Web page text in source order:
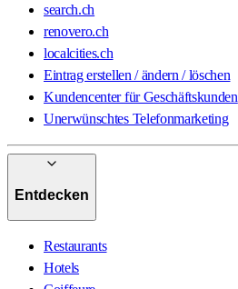
search.ch
renovero.ch
localcities.ch
Eintrag erstellen / ändern / löschen
Kundencenter für Geschäftskunden
Unerwünschtes Telefonmarketing
Entdecken
Restaurants
Hotels